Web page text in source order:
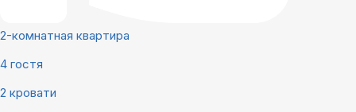
2-комнатная квартира
4 гостя
2 кровати